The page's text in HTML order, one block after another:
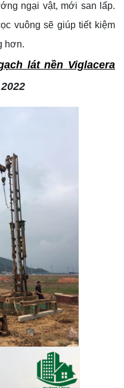
ngại vật, mới san lấp.
vuông sẽ giúp tiết kiệm
hơn.
lát nền Viglacera